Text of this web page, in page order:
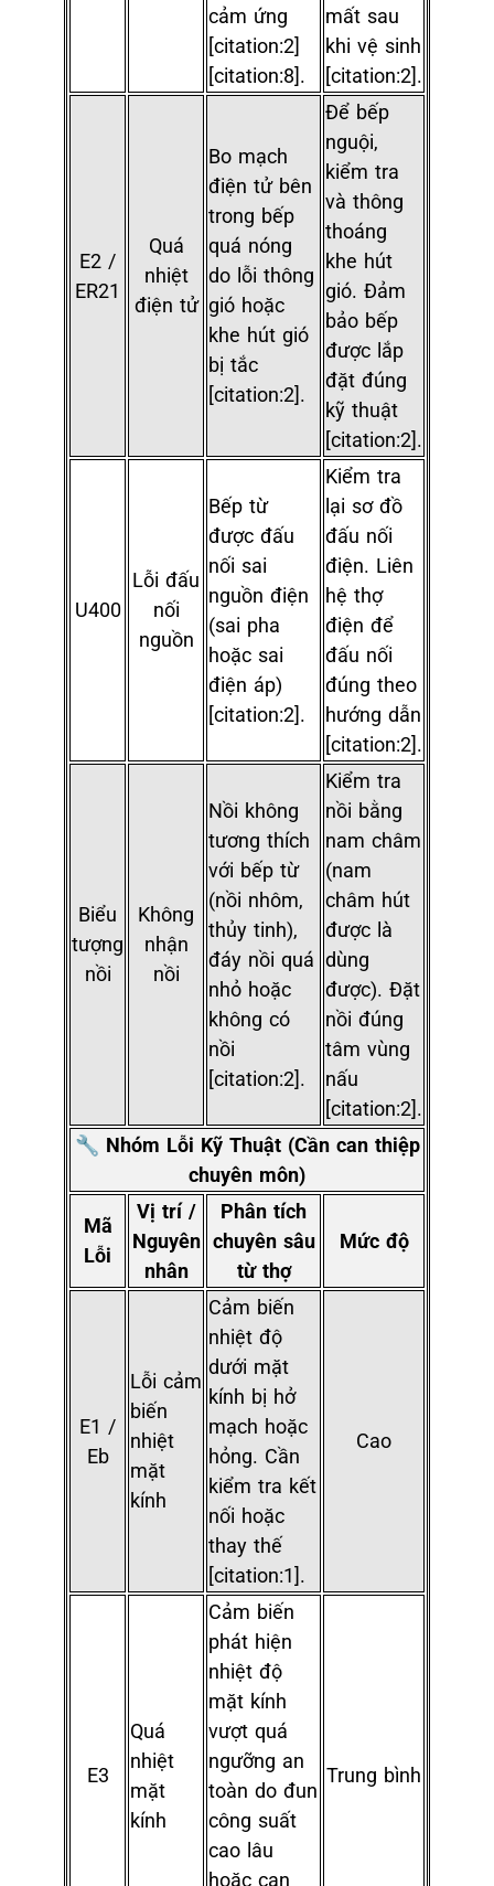
cảm ứng
[citation:2]
[citation:8].
mất sau
khi vệ sinh
[citation:2].
E2 /
ER21
Quá
nhiệt
điện tử
Bo mạch
điện tử bên
trong bếp
quá nóng
do lỗi thông
gió hoặc
khe hút gió
bị tắc
[citation:2].
Để bếp
nguội,
kiểm tra
và thông
thoáng
khe hút
gió. Đảm
bảo bếp
được lắp
đặt đúng
kỹ thuật
[citation:2].
U400
Lỗi đấu
nối
nguồn
Bếp từ
được đấu
nối sai
nguồn điện
(sai pha
hoặc sai
điện áp)
[citation:2].
Kiểm tra
lại sơ đồ
đấu nối
điện. Liên
hệ thợ
điện để
đấu nối
đúng theo
hướng dẫn
[citation:2].
Biểu
tượng
nồi
Không
nhận
nồi
Nồi không
tương thích
với bếp từ
(nồi nhôm,
thủy tinh),
đáy nồi quá
nhỏ hoặc
không có
nồi
[citation:2].
Kiểm tra
nồi bằng
nam châm
(nam
châm hút
được là
dùng
được). Đặt
nồi đúng
tâm vùng
nấu
[citation:2].
🔧 Nhóm Lỗi Kỹ Thuật (Cần can thiệp
chuyên môn)
Mã
Lỗi
Vị trí /
Nguyên
nhân
Phân tích
chuyên sâu
từ thợ
Mức độ
E1 /
Eb
Lỗi cảm
biến
nhiệt
mặt
kính
Cảm biến
nhiệt độ
dưới mặt
kính bị hở
mạch hoặc
hỏng. Cần
kiểm tra kết
nối hoặc
thay thế
[citation:1].
Cao
E3
Quá
nhiệt
mặt
kính
Cảm biến
phát hiện
nhiệt độ
mặt kính
vượt quá
ngưỡng an
toàn do đun
công suất
cao lâu
hoặc cạn
Trung bình